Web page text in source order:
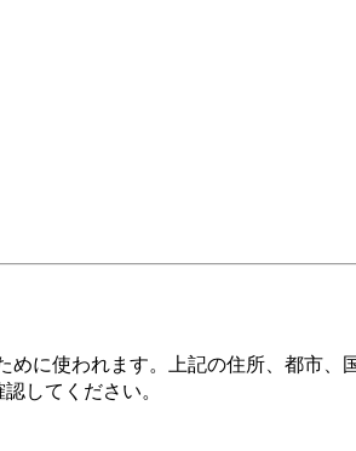
に使われます。上記の住所、都市
してください。